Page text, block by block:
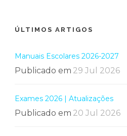
ÚLTIMOS ARTIGOS
Manuais Escolares 2026-2027
Publicado em 29 Jul 2026
Exames 2026 | Atualizações
Publicado em 20 Jul 2026